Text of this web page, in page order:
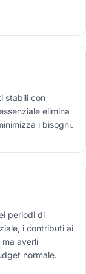
stabili con
elimina
i bisogni.
periodi di
i contributi ai
averli
normale.